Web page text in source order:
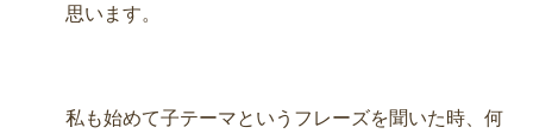
思います。
私も始めて子テーマというフレーズを聞いた時、何